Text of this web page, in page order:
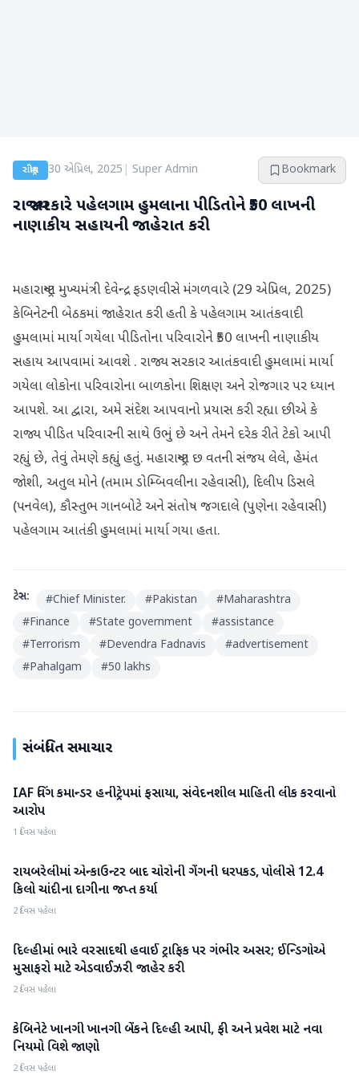
રાષ્ટ્રીય 30 એપ્રિલ, 2025 Super Admin Bookmark
રાજ્ય સરકારે પહેલગામ હુમલાના પીડિતોને ₹50 લાખની
નાણાકીય સહાયની જાહેરાત કરી
મહારાષ્ટ્રના મુખ્યમંત્રી દેવેન્દ્ર ફડણવીસે મંગળવારે (29 એપ્રિલ, 2025)
કેબિનેટની બેઠકમાં જાહેરાત કરી હતી કે પહેલગામ આતંકવાદી
હુમલામાં માર્યા ગયેલા પીડિતોના પરિવારોને ₹50 લાખની નાણાકીય
સહાય આપવામાં આવશે . રાજ્ય સરકાર આતંકવાદી હુમલામાં માર્યા
ગયેલા લોકોના પરિવારોના બાળકોના શિક્ષણ અને રોજગાર પર ધ્યાન
આપશે. આ દ્વારા, અમે સંદેશ આપવાનો પ્રયાસ કરી રહ્યા છીએ કે
રાજ્ય પીડિત પરિવારની સાથે ઉભું છે અને તેમને દરેક રીતે ટેકો આપી
રહ્યું છે, તેવું તેમણે કહ્યું હતું. મહારાષ્ટ્રના છ વતની સંજય લેલે, હેમંત
જોશી, અતુલ મોને (તમામ ડોમ્બિવલીના રહેવાસી), દિલીપ ડિસલે
(પનવેલ), કૌસ્તુભ ગાનબોટે અને સંતોષ જગદાલે (પુણેના રહેવાસી)
પહેલગામ આતંકી હુમલામાં માર્યા ગયા હતા.
ટેગ્સ: #Chief Minister. #Pakistan #Maharashtra
#Finance #State government #assistance
#Terrorism #Devendra Fadnavis #advertisement
#Pahalgam #50 lakhs
સંબંધિત સમાચાર
રાષ્ટ્રીય
IAF વિંગ કમાન્ડર હનીટ્રેપમાં ફસાયા, સંવેદનશીલ માહિતી લીક કરવાનો
આરોપ
1 દિવસ પહેલા
રાષ્ટ્રીય
રાયબરેલીમાં એન્કાઉન્ટર બાદ ચોરોની ગેંગની ધરપકડ, પોલીસે 12.4
કિલો ચાંદીના દાગીના જપ્ત કર્યા
2 દિવસ પહેલા
રાષ્ટ્રીય
દિલ્હીમાં ભારે વરસાદથી હવાઈ ટ્રાફિક પર ગંભીર અસર; ઈન્ડિગોએ
મુસાફરો માટે એડવાઈઝરી જાહેર કરી
2 દિવસ પહેલા
રાષ્ટ્રીય
કેબિનેટે ખાનગી ખાનગી બેંકને દિલ્હી આપી, ફી અને પ્રવેશ માટે નવા
નિયમો વિશે જાણો
2 દિવસ પહેલા